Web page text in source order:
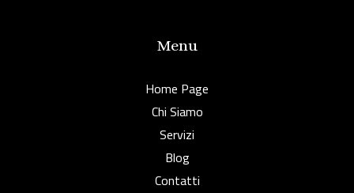
Menu
Home Page
Chi Siamo
Servizi
Blog
Contatti